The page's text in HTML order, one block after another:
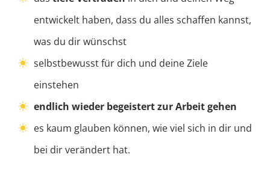
entwickelt haben, dass du alles schaffen kannst,
was du dir wünschst
selbstbewusst für dich und deine Ziele
einstehen
endlich wieder begeistert zur Arbeit gehen
es kaum glauben können, wie viel sich in dir und
bei dir verändert hat.